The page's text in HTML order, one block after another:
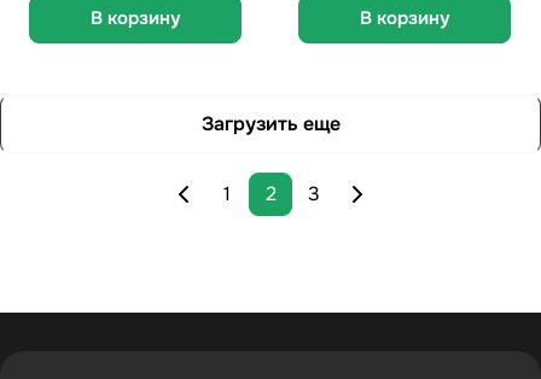
В корзину В корзину
Загрузить еще
1 2 3